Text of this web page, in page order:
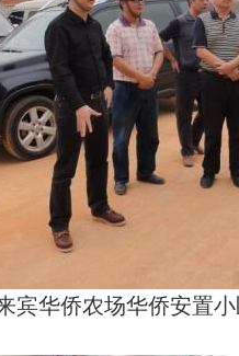
宾华侨农场华侨安置